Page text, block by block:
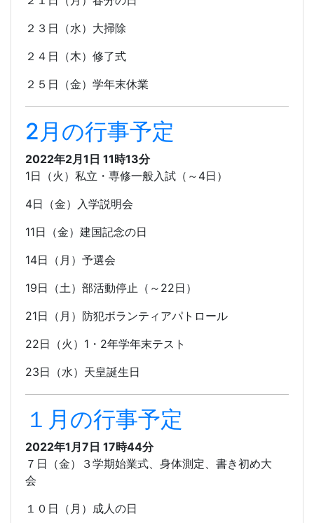
２３日（水）大掃除
２４日（木）修了式
２５日（金）学年末休業
2月の行事予定
2022年2月1日 11時13分
1日（火）私立・専修一般入試（～ 4日）
4日（金）入学説明会
11日（金）建国記念の日
14日（月）予選会
19日（土）部活動停止（～ 22日）
21日（月）防犯ボランティアパトロール
22日（火） 1 ・ 2年学年末テスト
23日（水）天皇誕生日
１月の行事予定
2022年1月7日 17時44分
７日（金）３学期始業式、身体測定、書き初め大
会
１０日（月）成人の日